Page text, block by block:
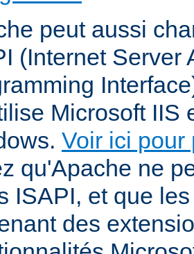
peut aussi
(Internet Server
Microsoft IIS
Voir ici pour
qu'Apache ne
ISAPI, et que
des